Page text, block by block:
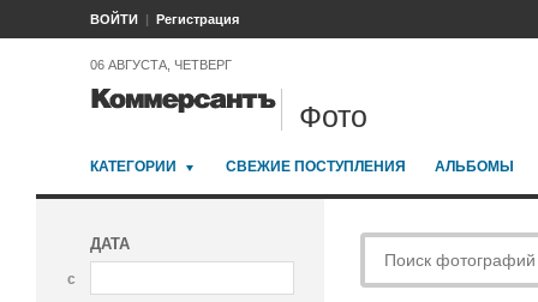
ВОЙТИ Регистрация
06 АВГУСТА, ЧЕТВЕРГ
Фото
КАТЕГОРИИ СВЕЖИЕ ПОСТУПЛЕНИЯ АЛЬБОМЫ
ДАТА
с